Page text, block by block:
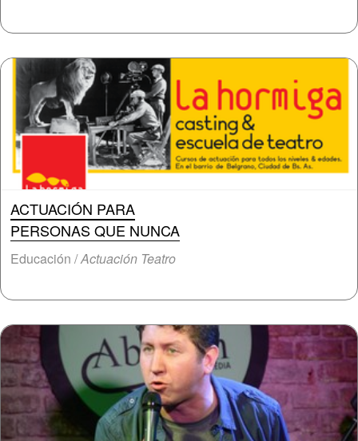
ACTUACIÓN PARA
PERSONAS QUE NUNCA
Educación /Actuación Teatro